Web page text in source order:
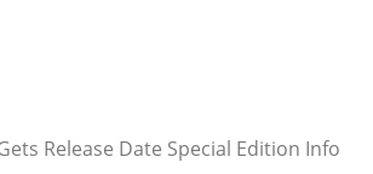
Release Date Special Edition Info